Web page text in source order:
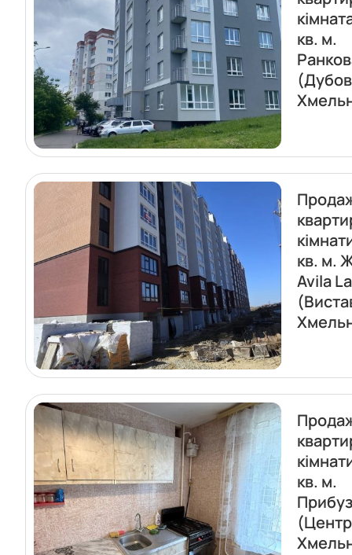
кв. м.
кв. м.
Avila
кв. м.